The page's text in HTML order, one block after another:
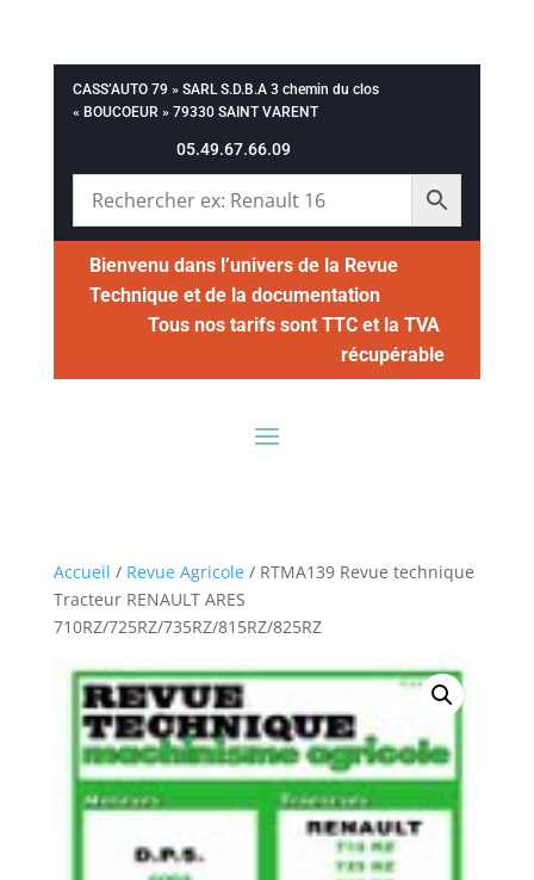
CASS’AUTO 79 » SARL S.D.B.A 3 chemin du clos
« BOUCOEUR » 79330 SAINT VARENT
05.49.67.66.09
Bienvenu dans l’univers de la Revue
Technique et de la documentation
Tous nos tarifs sont TTC et la TVA
récupérable
Accueil / Revue Agricole/ RTMA139 Revue technique
Tracteur RENAULT ARES
710RZ/725RZ/735RZ/815RZ/825RZ